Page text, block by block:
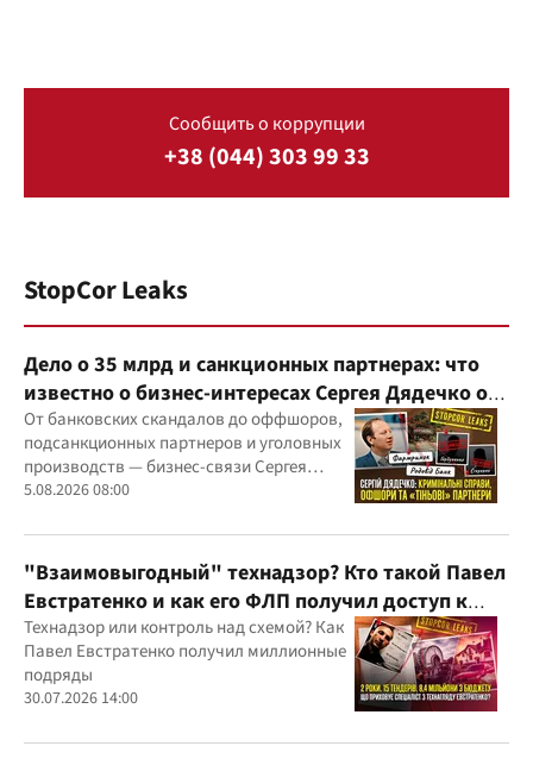
Сообщить о коррупции
+38 (044) 303 99 33
StopCor Leaks
Дело о 35 млрд и санкционных партнерах: что
известно о бизнес-интересах Сергея Дядечко от
"Родовид Банка" до "ФАРМАСЕЛ"
От банковских скандалов до оффшоров,
подсанкционных партнеров и уголовных
производств — бизнес-связи Сергея
Дядечко до сих пор простираются через
юрисдикций
5.08.2026 08:00
"Взаимовыгодный" технадзор? Кто такой Павел
Евстратенко и как его ФЛП получил доступ к
бюджетным миллионам?
Технадзор или контроль над схемой? Как
Павел Евстратенко получил миллионные
подряды
30.07.2026 14:00